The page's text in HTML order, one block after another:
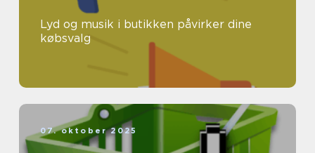
Lyd og musik i butikken påvirker dine
købsvalg
07. oktober 2025